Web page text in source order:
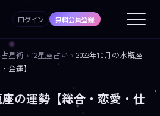
ログイン 無料会員登録
星術 › 12星座占い › 2022年10月の水瓶座
金運】
の運勢【総合・恋愛・仕